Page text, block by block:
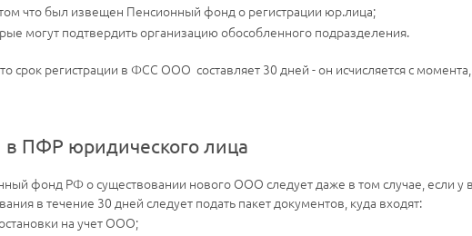
что был извещен Пенсионный фонд о регистрации юр.лица;
могут подтвердить организацию обособленного подразделения.
срок регистрации в ФСС ООО составляет 30 дней - он исчисляется с
в ПФР юридического лица
фонд РФ о существовании нового ООО следует даже в том случае, если у
в течение 30 дней следует подать пакет документов, куда входят:
на учет ООО;